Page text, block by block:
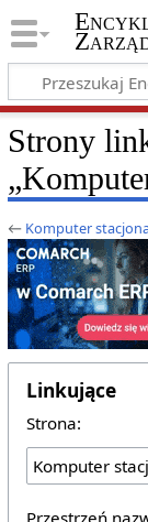
Strony
← Komputer
Linkujące
Strona:
Przestrzeń